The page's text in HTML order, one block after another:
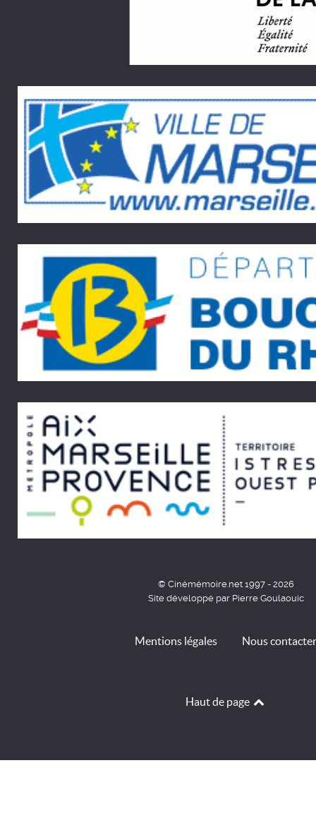
© Cinémémoire.net 1997 - 2026
Site développé par Pierre Goulaouic
Mentions légales Nous contacter
Haut de page